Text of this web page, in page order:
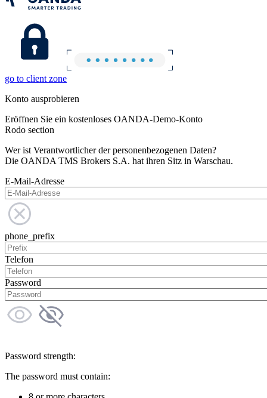
go to client zone
Konto ausprobieren
Eröffnen Sie ein kostenloses OANDA-Demo-Konto
Rodo section
Wer ist Verantwortlicher der personenbezogenen Daten?
Die OANDA TMS Brokers S.A. hat ihren Sitz in Warschau.
E-Mail-Adresse
phone_prefix
Telefon
Password
Password strength:
The password must contain: